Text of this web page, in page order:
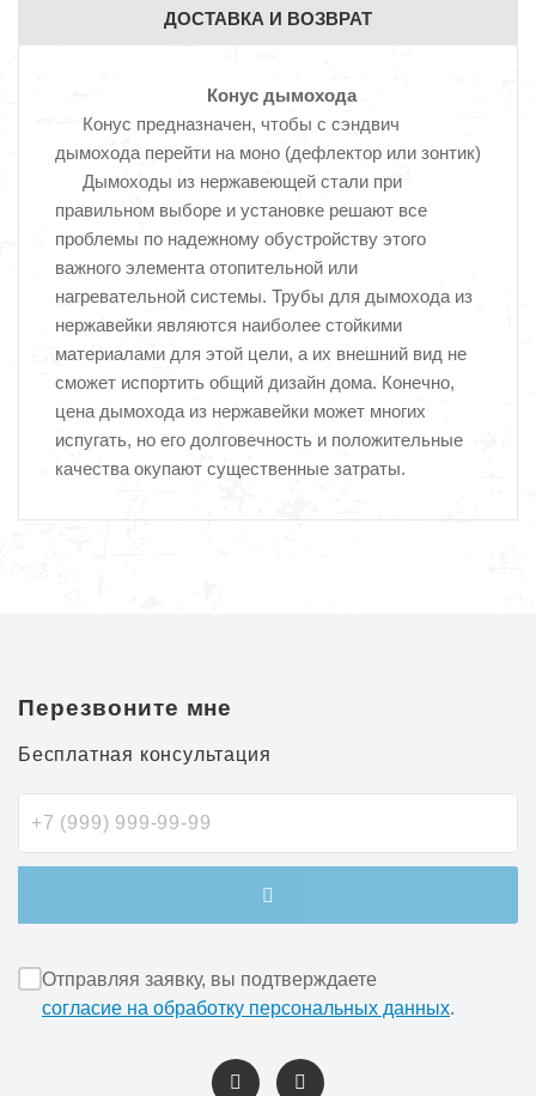
ДОСТАВКА И ВОЗВРАТ
Конус дымохода
Конус предназначен, чтобы с сэндвич
дымохода перейти на моно (дефлектор или зонтик)
Дымоходы из нержавеющей стали при
правильном выборе и установке решают все
проблемы по надежному обустройству этого
важного элемента отопительной или
нагревательной системы. Трубы для дымохода из
нержавейки являются наиболее стойкими
материалами для этой цели, а их внешний вид не
сможет испортить общий дизайн дома. Конечно,
цена дымохода из нержавейки может многих
испугать, но его долговечность и положительные
качества окупают существенные затраты.
Перезвоните мне
Бесплатная консультация
Отправляя заявку, вы подтверждаете
согласие на обработку персональных данных.